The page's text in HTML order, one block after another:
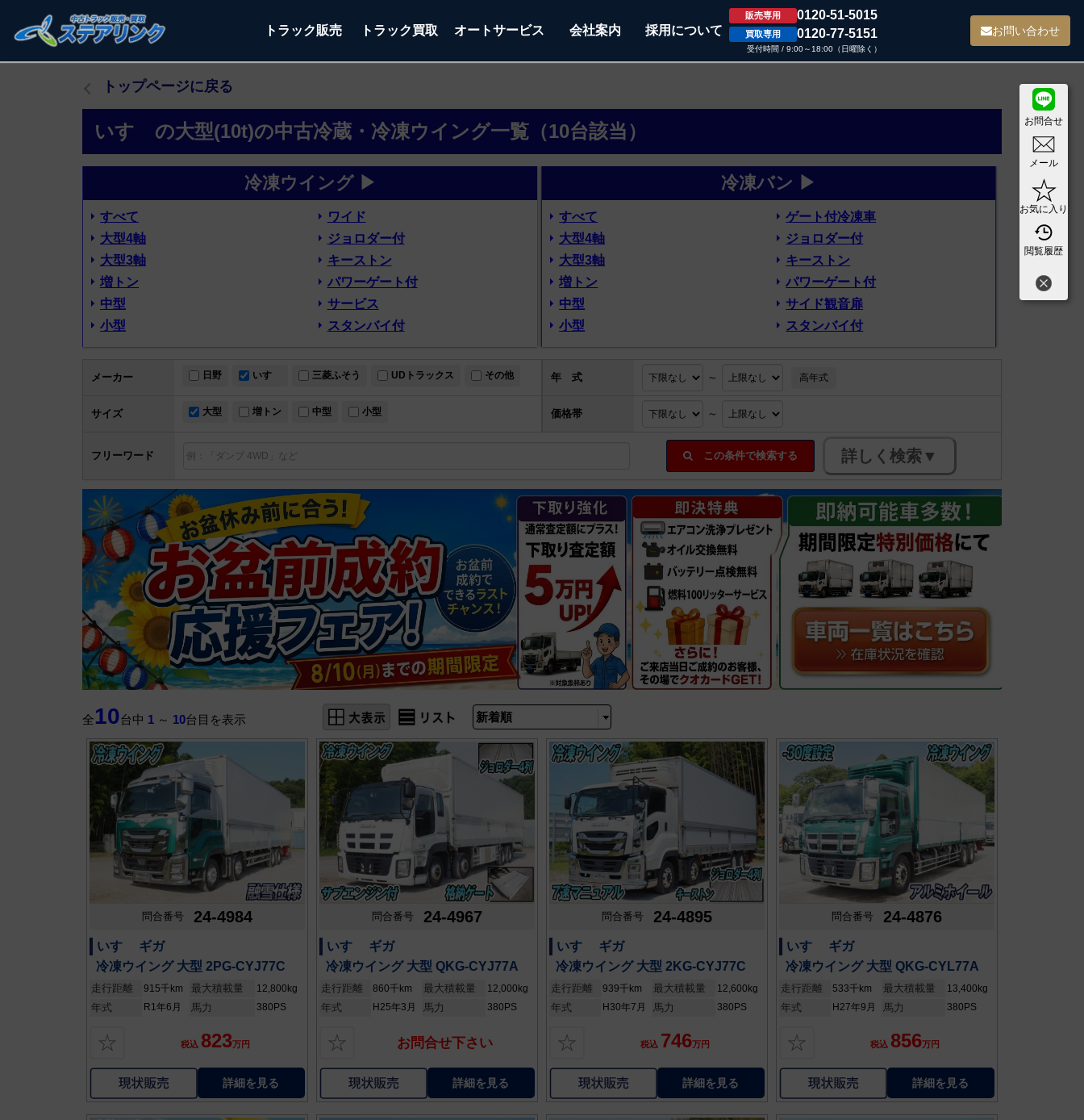
トラック販売 トラック買取 オートサービス 会社案内 採用について
販売専用 0120-51-5015
買取専用 0120-77-5151
受付時間 / 9:00～18:00（日曜除く）
お問い合わせ
お問合せ
メール
お気に入り
閲覧履歴
トップページに戻る
いすゞの大型(10t)の中古冷蔵・冷凍ウイング一覧（10台該当）
冷凍ウイング ▶
すべて
大型4軸
大型3軸
増トン
中型
小型
ワイド
ジョロダー付
キーストン
パワーゲート付
サービス
スタンバイ付
冷凍バン ▶
すべて
大型4軸
大型3軸
増トン
中型
小型
ゲート付冷凍車
ジョロダー付
キーストン
パワーゲート付
サイド観音扉
スタンバイ付
サイズ 大型 増トン 中型 小型 価格帯 ～
フリーワード この条件で検索する
メーカー 日野 いすゞ 三菱ふそう UDトラックス その他 年 式 ～ 高年式
全10台中 1 ～ 10台目を表示
問合番号 24-4984
いすゞ ギガ
冷凍ウイング 大型 2PG-CYJ77C
走行距離 915千km 最大積載量 12,800kg
年式 R1年6月 馬力 380PS
☆ 税込 823万円
詳細を見る
問合番号 24-4967
いすゞ ギガ
冷凍ウイング 大型 QKG-CYJ77A
走行距離 860千km 最大積載量 12,000kg
年式 H25年3月 馬力 380PS
☆ お問合せ下さい
詳細を見る
問合番号 24-4895
いすゞ ギガ
冷凍ウイング 大型 2KG-CYJ77C
走行距離 939千km 最大積載量 12,600kg
年式 H30年7月 馬力 380PS
☆ 税込 746万円
詳細を見る
問合番号 24-4876
いすゞ ギガ
冷凍ウイング 大型 QKG-CYL77A
走行距離 533千km 最大積載量 13,400kg
年式 H27年9月 馬力 380PS
☆ 税込 856万円
詳細を見る